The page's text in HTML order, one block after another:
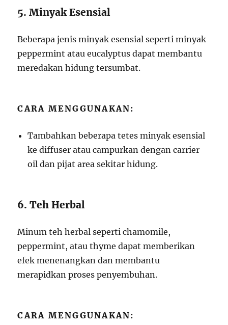
5. Minyak Esensial
Beberapa jenis minyak esensial seperti minyak
peppermint atau eucalyptus dapat membantu
meredakan hidung tersumbat.
CARA MENGGUNAKAN:
Tambahkan beberapa tetes minyak esensial
ke diffuser atau campurkan dengan carrier
oil dan pijat area sekitar hidung.
6. Teh Herbal
Minum teh herbal seperti chamomile,
peppermint, atau thyme dapat memberikan
efek menenangkan dan membantu
merapidkan proses penyembuhan.
CARA MENGGUNAKAN: